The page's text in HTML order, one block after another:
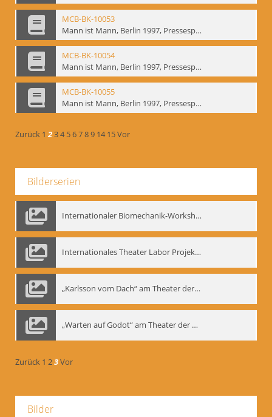
MCB-BK-10053
Mann ist Mann, Berlin 1997, Pressespiegel - interne Signatur: BM-prt-262-1
MCB-BK-10054
Mann ist Mann, Berlin 1997, Pressespiegel - interne Signatur: BM-prt-262-2
MCB-BK-10055
Mann ist Mann, Berlin 1997, Pressespiegel - interne Signatur: BM-prt-262-3
Zurück 1 234 56789 14 15Vor
Bilderserien
Internationaler Biomechanik-Workshop, Moskau 1993
Internationales Theater Labor Projekt: Play Don Juan
„Karlsson vom Dach“ am Theater der Satire, Moskau 1985
„Warten auf Godot“ am Theater der Saire, Moskau 1980er
Zurück 1 23Vor
Bilder